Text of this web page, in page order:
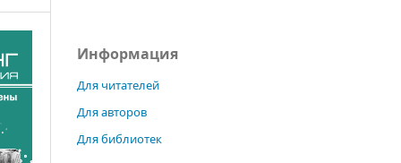
Информация
Для читателей
Для авторов
Для библиотек